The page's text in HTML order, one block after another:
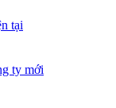
tại
ty mới